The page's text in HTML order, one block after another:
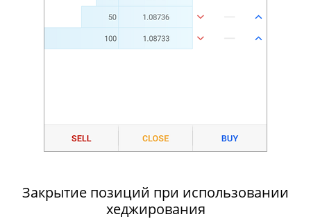
Закрытие позиций при использовании
хеджирования